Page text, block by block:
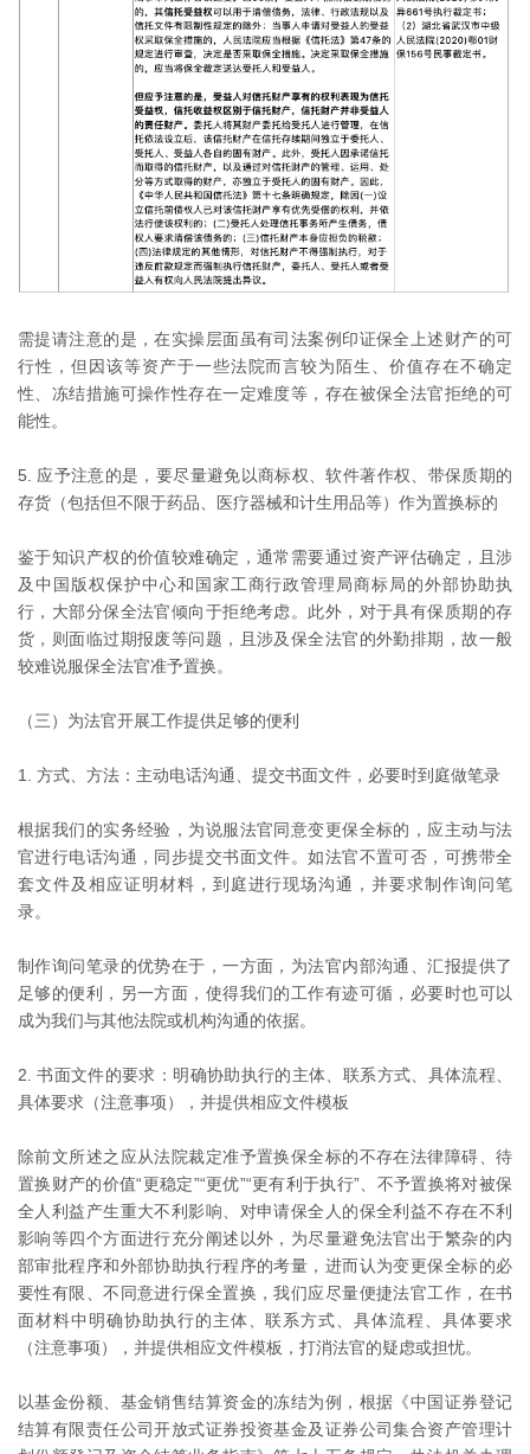
需提请注意的是，在实操层面虽有司法案例印证保全上述财产的可
行性，但因该等资产于一些法院而言较为陌生、价值存在不确定
性、冻结措施可操作性存在一定难度等，存在被保全法官拒绝的可
能性。
5. 应予注意的是，要尽量避免以商标权、软件著作权、带保质期的
存货（包括但不限于药品、医疗器械和计生用品等）作为置换标的
鉴于知识产权的价值较难确定，通常需要通过资产评估确定，且涉
及中国版权保护中心和国家工商行政管理局商标局的外部协助执
行，大部分保全法官倾向于拒绝考虑。此外，对于具有保质期的存
货，则面临过期报废等问题，且涉及保全法官的外勤排期，故一般
较难说服保全法官准予置换。
（三）为法官开展工作提供足够的便利
1. 方式、方法：主动电话沟通、提交书面文件，必要时到庭做笔录
根据我们的实务经验，为说服法官同意变更保全标的，应主动与法
官进行电话沟通，同步提交书面文件。如法官不置可否，可携带全
套文件及相应证明材料，到庭进行现场沟通，并要求制作询问笔
录。
制作询问笔录的优势在于，一方面，为法官内部沟通、汇报提供了
足够的便利，另一方面，使得我们的工作有迹可循，必要时也可以
成为我们与其他法院或机构沟通的依据。
2. 书面文件的要求：明确协助执行的主体、联系方式、具体流程、
具体要求（注意事项），并提供相应文件模板
除前文所述之应从法院裁定准予置换保全标的不存在法律障碍、待
置换财产的价值“更稳定”“更优”“更有利于执行”、不予置换将对被保
全人利益产生重大不利影响、对申请保全人的保全利益不存在不利
影响等四个方面进行充分阐述以外，为尽量避免法官出于繁杂的内
部审批程序和外部协助执行程序的考量，进而认为变更保全标的必
要性有限、不同意进行保全置换，我们应尽量便捷法官工作，在书
面材料中明确协助执行的主体、联系方式、具体流程、具体要求
（注意事项），并提供相应文件模板，打消法官的疑虑或担忧。
以基金份额、基金销售结算资金的冻结为例，根据《中国证券登记
结算有限责任公司开放式证券投资基金及证券公司集合资产管理计